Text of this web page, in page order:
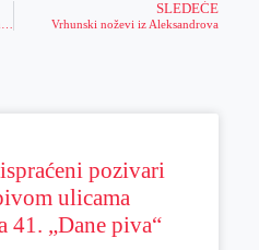
SLEDEĆE
Vrhunski noževi iz Aleksandrova
pozivari
ulicama
41. „Dane piva“